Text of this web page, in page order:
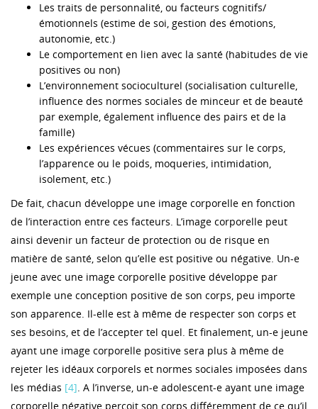
Les traits de personnalité, ou facteurs cognitifs/
émotionnels (estime de soi, gestion des émotions,
autonomie, etc.)
Le comportement en lien avec la santé (habitudes de vie
positives ou non)
L’environnement socioculturel (socialisation culturelle,
influence des normes sociales de minceur et de beauté
par exemple, également influence des pairs et de la
famille)
Les expériences vécues (commentaires sur le corps,
l’apparence ou le poids, moqueries, intimidation,
isolement, etc.)
De fait, chacun développe une image corporelle en fonction
de l’interaction entre ces facteurs. L’image corporelle peut
ainsi devenir un facteur de protection ou de risque en
matière de santé, selon qu’elle est positive ou négative. Un-e
jeune avec une image corporelle positive développe par
exemple une conception positive de son corps, peu importe
son apparence. Il-elle est à même de respecter son corps et
ses besoins, et de l’accepter tel quel. Et finalement, un-e jeune
ayant une image corporelle positive sera plus à même de
rejeter les idéaux corporels et normes sociales imposées dans
les médias [4]. A l’inverse, un-e adolescent-e ayant une image
corporelle négative perçoit son corps différemment de ce qu’il